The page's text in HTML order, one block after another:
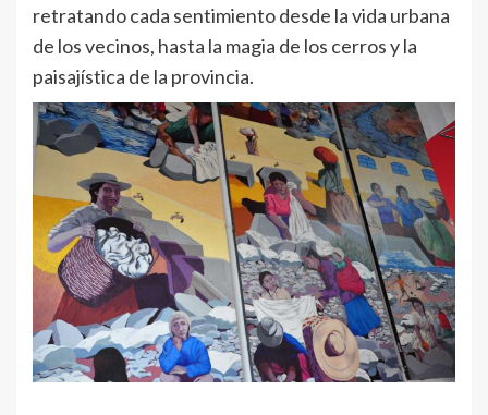
retratando cada sentimiento desde la vida urbana
de los vecinos, hasta la magia de los cerros y la
paisajística de la provincia.